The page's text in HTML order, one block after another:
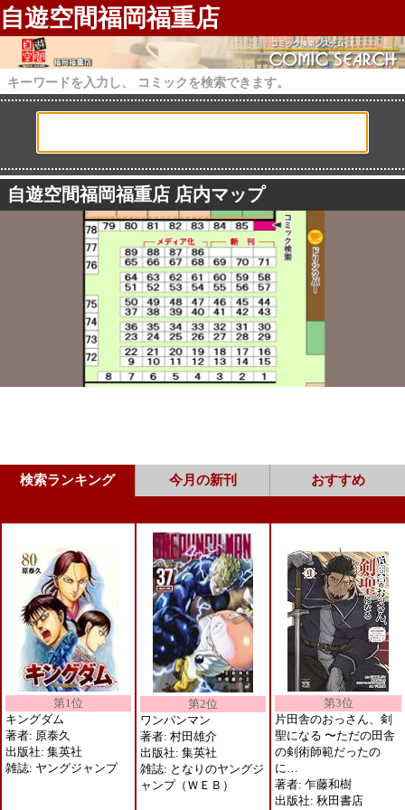
自遊空間福岡福重店
キーワードを入力し、 コミックを検索できます。
自遊空間福岡福重店 店内マップ
検索ランキング 今月の新刊 おすすめ
第1位
キングダム
著者: 原泰久
出版社: 集英社
雑誌: ヤングジャンプ
第2位
ワンパンマン
著者: 村田雄介
出版社: 集英社
雑誌: となりのヤングジ
ャンプ（ＷＥＢ）
第3位
片田舎のおっさん、剣
聖になる 〜ただの田舎
の剣術師範だったの
に…
著者: 乍藤和樹
出版社: 秋田書店